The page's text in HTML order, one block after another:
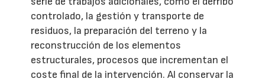
controlado, la gestión y transporte de
residuos, la preparación del terreno y la
reconstrucción de los elementos
estructurales, procesos que incrementan el
coste final de la intervención. Al conservar la